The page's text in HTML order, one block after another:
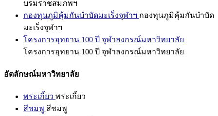
บรมราชสมภพฯ
กองทุนภูมิคุ้มกันบำบัดมะเร็งจุฬาฯ กองทุนภูมิคุ้มกันบำบัด
มะเร็งจุฬาฯ
โครงการอุทยาน 100 ปี จุฬาลงกรณ์มหาวิทยาลัย
โครงการอุทยาน 100 ปี จุฬาลงกรณ์มหาวิทยาลัย
อัตลักษณ์มหาวิทยาลัย
พระเกี้ยว พระเกี้ยว
สีชมพู สีชมพู